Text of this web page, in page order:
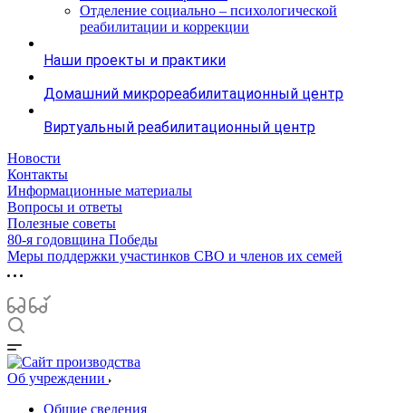
Отделение социально – психологической
реабилитации и коррекции
Наши проекты и практики
Домашний микрореабилитационный центр
Виртуальный реабилитационный центр
Новости
Контакты
Информационные материалы
Вопросы и ответы
Полезные советы
80-я годовщина Победы
Меры поддержки участинков СВО и членов их семей
Об учреждении
Общие сведения